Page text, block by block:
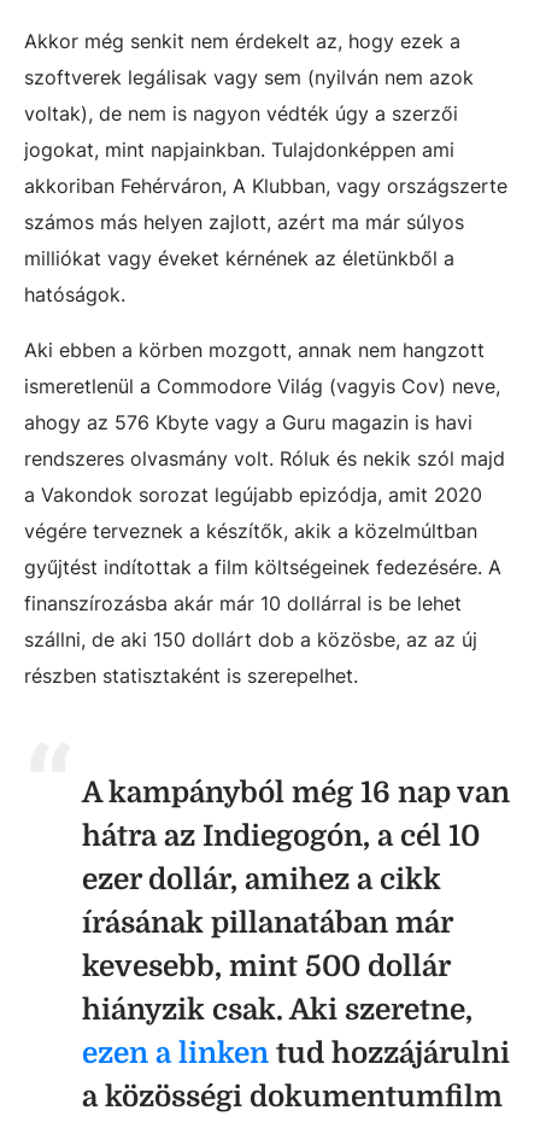
Akkor még senkit nem érdekelt az, hogy ezek a
szoftverek legálisak vagy sem (nyilván nem azok
voltak), de nem is nagyon védték úgy a szerzői
jogokat, mint napjainkban. Tulajdonképpen ami
akkoriban Fehérváron, A Klubban, vagy országszerte
számos más helyen zajlott, azért ma már súlyos
milliókat vagy éveket kérnének az életünkből a
hatóságok.
Aki ebben a körben mozgott, annak nem hangzott
ismeretlenül a Commodore Világ (vagyis Cov) neve,
ahogy az 576 Kbyte vagy a Guru magazin is havi
rendszeres olvasmány volt. Róluk és nekik szól majd
a Vakondok sorozat legújabb epizódja, amit 2020
végére terveznek a készítők, akik a közelmúltban
gyűjtést indítottak a film költségeinek fedezésére. A
finanszírozásba akár már 10 dollárral is be lehet
szállni, de aki 150 dollárt dob a közösbe, az az új
részben statisztaként is szerepelhet.
A kampányból még 16 nap van
hátra az Indiegogón, a cél 10
ezer dollár, amihez a cikk
írásának pillanatában már
kevesebb, mint 500 dollár
hiányzik csak. Aki szeretne,
ezen a linken tud hozzájárulni
a közösségi dokumentumfilm